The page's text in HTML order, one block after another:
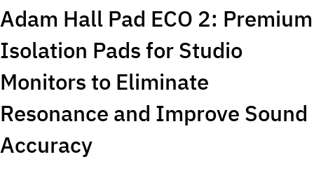
Adam Hall Pad ECO 2: Premium
Isolation Pads for Studio
Monitors to Eliminate
Resonance and Improve Sound
Accuracy